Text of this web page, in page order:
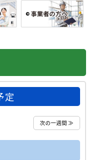
定
次の一週間 ≫